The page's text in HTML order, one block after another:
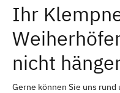
Ihr
nicht
Gerne können Sie uns